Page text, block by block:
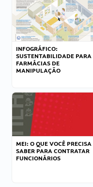
INFOGRÁFICO:
SUSTENTABILIDADE PARA
FARMÁCIAS DE
MANIPULAÇÃO
MEI: O QUE VOCÊ PRECISA
SABER PARA CONTRATAR
FUNCIONÁRIOS